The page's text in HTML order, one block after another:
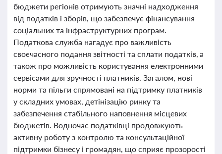
бюджети регіонів отримують значні надходження
від податків і зборів, що забезпечує фінансування
соціальних та інфраструктурних програм.
Податкова служба нагадує про важливість
своєчасного подання звітності та сплати податків, а
також про можливість користування електронними
сервісами для зручності платників. Загалом, нові
норми та пільги спрямовані на підтримку платників
у складних умовах, детінізацію ринку та
забезпечення стабільного наповнення місцевих
бюджетів. Водночас податківці продовжують
активну роботу з контролю та консультаційної
підтримки бізнесу і громадян, що сприяє прозорості